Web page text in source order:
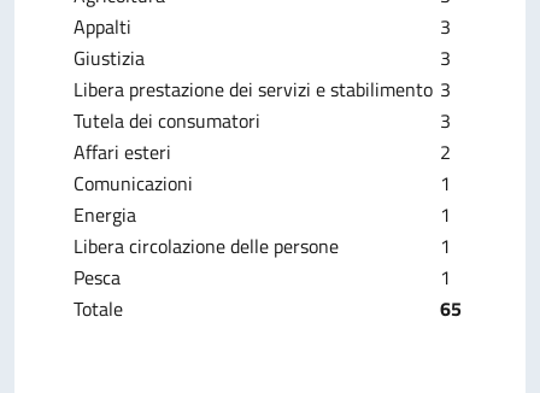
Appalti
3
Giustizia
3
Libera prestazione dei servizi e stabilimento 3
Tutela dei consumatori
3
Affari esteri
2
Comunicazioni
1
Energia
1
Libera circolazione delle persone
1
Pesca
1
Totale
65